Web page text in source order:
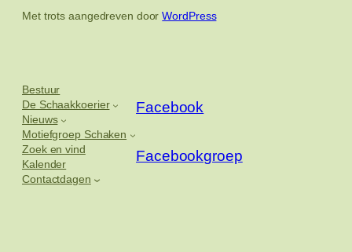
Met trots aangedreven doorWordPress
Bestuur
De Schaakkoerier
Nieuws
Motiefgroep Schaken
Zoek en vind
Kalender
Contactdagen
Facebook
Facebookgroep